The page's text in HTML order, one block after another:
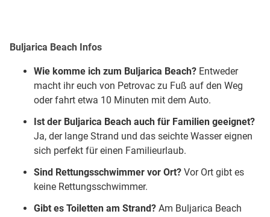
Buljarica Beach Infos
Wie komme ich zum Buljarica Beach? Entweder
macht ihr euch von Petrovac zu Fuß auf den Weg
oder fahrt etwa 10 Minuten mit dem Auto.
Ist der Buljarica Beach auch für Familien geeignet?
Ja, der lange Strand und das seichte Wasser eignen
sich perfekt für einen Familieurlaub.
Sind Rettungsschwimmer vor Ort? Vor Ort gibt es
keine Rettungsschwimmer.
Gibt es Toiletten am Strand? Am Buljarica Beach